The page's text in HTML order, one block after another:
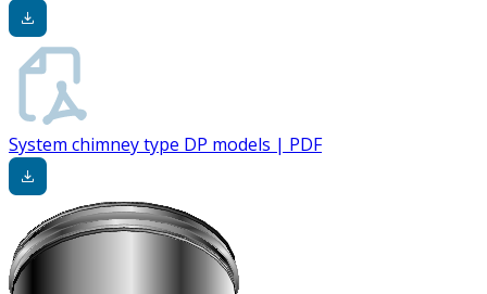
System chimney type DP models | PDF